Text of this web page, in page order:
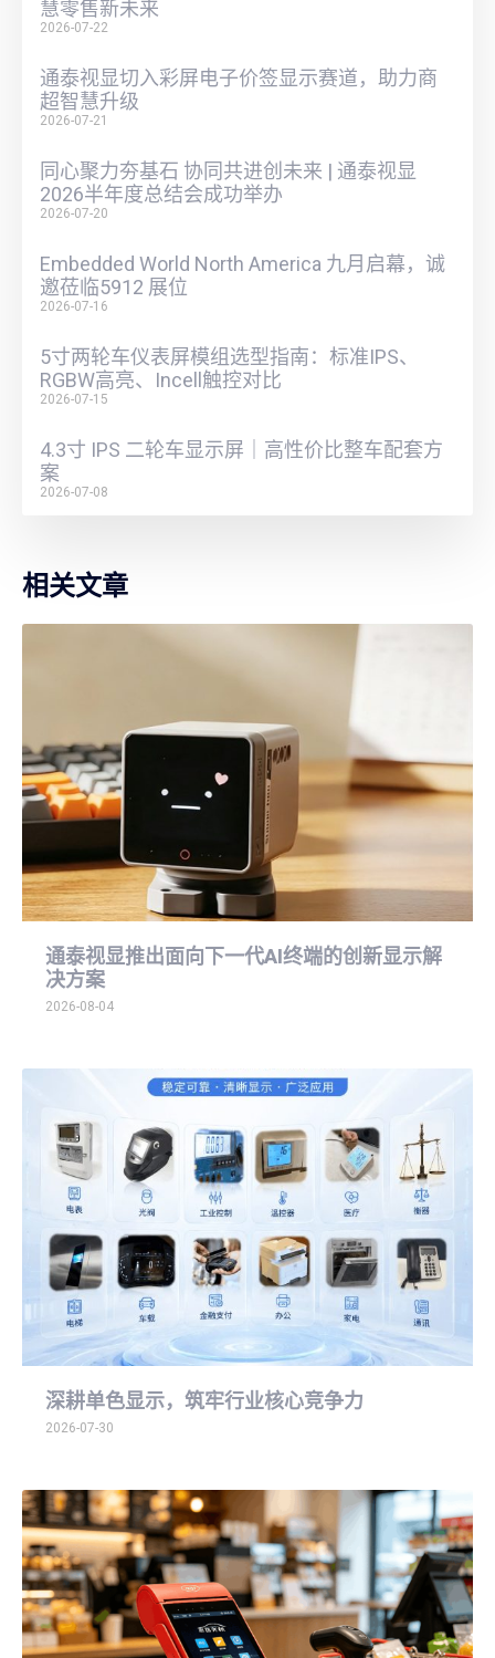
慧零售新未来
2026-07-22
通泰视显切入彩屏电子价签显示赛道，助力商
超智慧升级
2026-07-21
同心聚力夯基石 协同共进创未来 | 通泰视显
2026半年度总结会成功举办
2026-07-20
Embedded World North America 九月启幕，诚
邀莅临5912 展位
2026-07-16
5寸两轮车仪表屏模组选型指南：标准IPS、
RGBW高亮、Incell触控对比
2026-07-15
4.3寸 IPS 二轮车显示屏｜高性价比整车配套方
案
2026-07-08
相关文章
通泰视显推出面向下一代AI终端的创新显示解
决方案
2026-08-04
深耕单色显示，筑牢行业核心竞争力
2026-07-30